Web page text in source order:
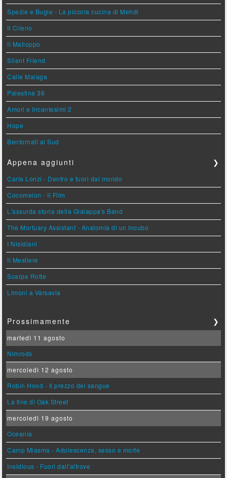
Spezie e Bugie - La piccola cucina di Mehdi
Il Cileno
Il Malloppo
Silent Friend
Calle Malaga
Palestina 36
Amori e Incantesimi 2
Hope
Bentornati al Sud
Appena aggiunti ❯
Carla Lonzi - Dentro e fuori dal mondo
Cocomelon - Il Film
L'assurda storia della Gialappa's Band
The Mortuary Assistant - Anatomia di un Incubo
I Nisidiani
Il Mestiere
Scarpe Rotte
Limoni a Varsavia
Prossimamente ❯
martedì 11 agosto
Nimrods
mercoledì 12 agosto
Robin Hood - Il prezzo del sangue
La fine di Oak Street
mercoledì 19 agosto
Oceania
Camp Miasma - Adolescenza, sesso e morte
Insidious - Fuori dall'altrove